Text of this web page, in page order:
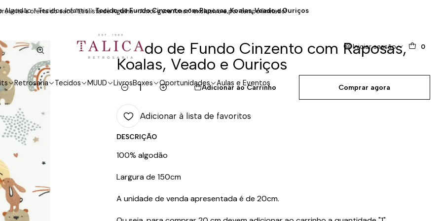
Iniciar sessão 0
Retrosaria Tecidos MUUD LivrosBoxes Oportunidades Aulas e Eventos
a oferta do saco "Estilista de Agulha - Amor gera Amor" exclusivo e por tempo limitado!
Algodão Tecidos Infantis Tecido de Fundo Cinzento com Raposas, Koalas, Veado e Ouriços
Tecido de Fundo Cinzento com Raposas,
Koalas, Veado e Ouriços
Quantidade
Adicionar ao Carrinho Comprar agora
Adicionar à lista de favoritos
DESCRIÇÃO
100% algodão
Largura de 150cm
A unidade de venda apresentada é de 20cm.